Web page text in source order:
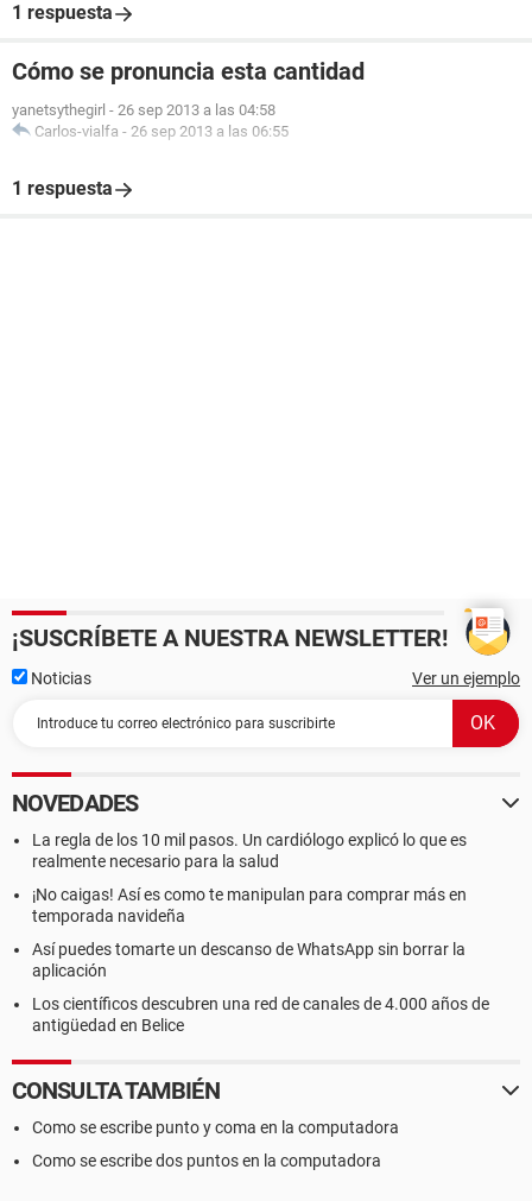
1 respuesta
Cómo se pronuncia esta cantidad
yanetsythegirl - 26 sep 2013 a las 04:58
Carlos-vialfa - 26 sep 2013 a las 06:55
1 respuesta
¡SUSCRÍBETE A NUESTRA NEWSLETTER!
Noticias Ver un ejemplo
NOVEDADES
La regla de los 10 mil pasos. Un cardiólogo explicó lo que es
realmente necesario para la salud
¡No caigas! Así es como te manipulan para comprar más en
temporada navideña
Así puedes tomarte un descanso de WhatsApp sin borrar la
aplicación
Los científicos descubren una red de canales de 4.000 años de
antigüedad en Belice
CONSULTA TAMBIÉN
Como se escribe punto y coma en la computadora
Como se escribe dos puntos en la computadora